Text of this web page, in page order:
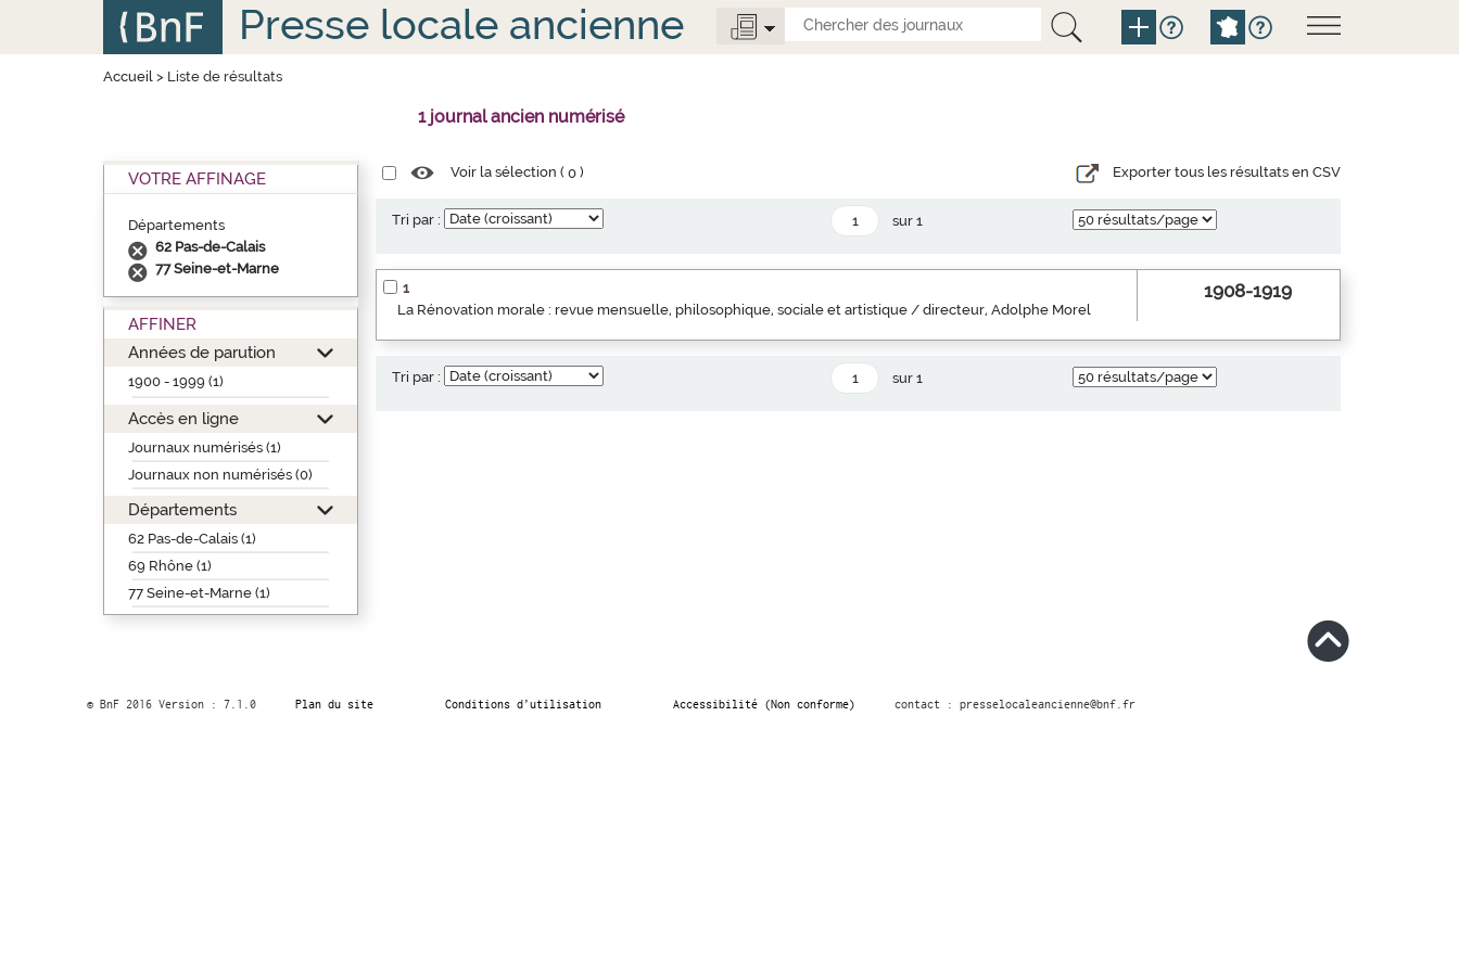
Presse locale ancienne
Accueil> Liste de résultats
1 journal ancien numérisé
VOTRE AFFINAGE
Départements
62 Pas-de-Calais
77 Seine-et-Marne
AFFINER
Années de parution
1900 - 1999 (1)
Accès en ligne
Journaux numérisés (1)
Journaux non numérisés (0)
Départements
62 Pas-de-Calais (1)
69 Rhône (1)
77 Seine-et-Marne (1)
Voir la sélection (0 ) Exporter tous les résultats en CSV
Tri par : sur 1
1
La Rénovation morale : revue mensuelle, philosophique, sociale et artistique / directeur, Adolphe Morel
1908-1919
Tri par : sur 1
© BnF 2016 Version : 7.1.0 Plan du site Conditions d’utilisation Accessibilité (Non conforme) contact : presselocaleancienne@bnf.fr
Panneau de gestion des cookies